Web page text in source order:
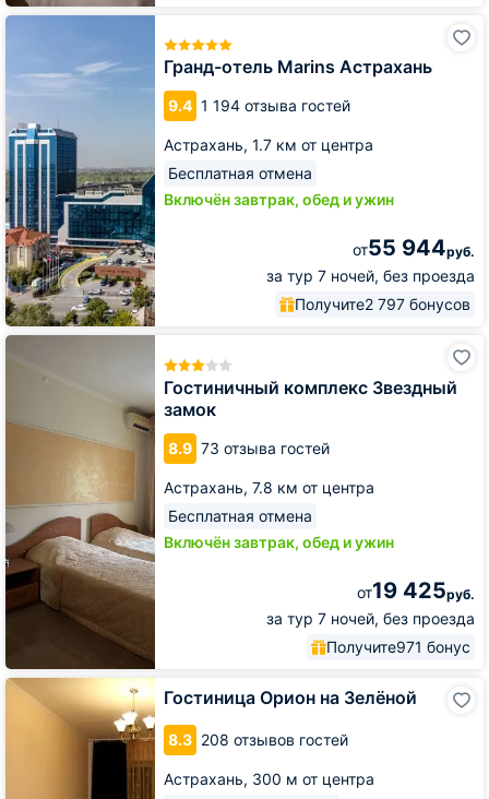
Гранд-отель Marins Астрахань
9.4 1 194 отзыва гостей
Астрахань, 1.7 км от центра
Бесплатная отмена
Включён завтрак, обед и ужин
от55 944руб.
за тур 7 ночей, без проезда
Получите2 797 бонусов
Гранд-
Астрахань
Гостиничный комплекс Звездный
замок
8.9 73 отзыва гостей
Астрахань, 7.8 км от центра
Бесплатная отмена
Включён завтрак, обед и ужин
от19 425руб.
за тур 7 ночей, без проезда
Получите971 бонус
Гостиничный
Гостиница Орион на Зелёной
8.3 208 отзывов гостей
Астрахань, 300 м от центра
Гостиница
Орион